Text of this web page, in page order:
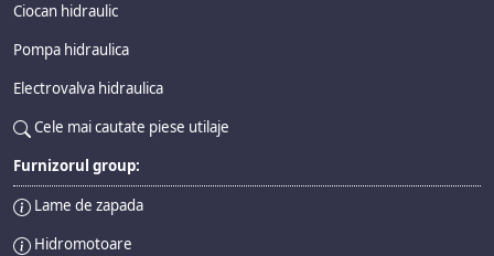
Ciocan hidraulic
Pompa hidraulica
Electrovalva hidraulica
Cele mai cautate piese utilaje
Furnizorul group:
Lame de zapada
Hidromotoare